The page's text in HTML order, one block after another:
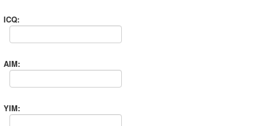
ICQ:
AIM:
YIM: